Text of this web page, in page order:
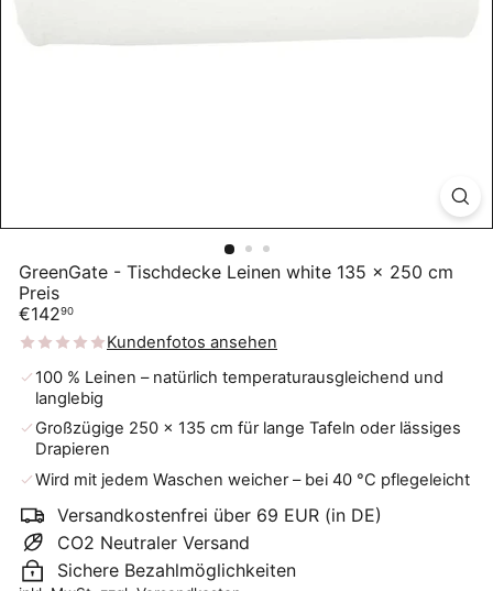
GreenGate - Tischdecke Leinen white 135 x 250 cm
Preis
Normaler
Preis
€14290
Kundenfotos ansehen
100 % Leinen – natürlich temperaturausgleichend und
langlebig
Großzügige 250 × 135 cm für lange Tafeln oder lässiges
Drapieren
Wird mit jedem Waschen weicher – bei 40 °C pflegeleicht
Versandkostenfrei über 69 EUR (in DE)
CO2 Neutraler Versand
Sichere Bezahlmöglichkeiten